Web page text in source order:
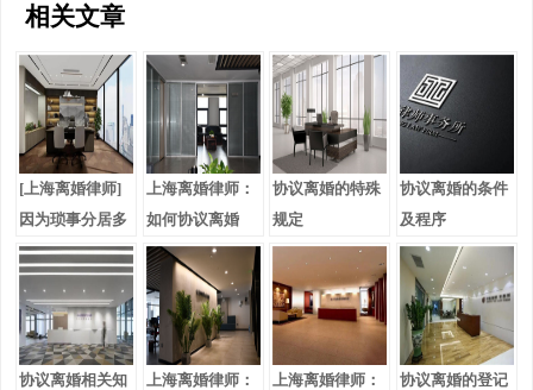
相关文章
[上海离婚律师]
因为琐事分居多
年，协议离婚
上海离婚律师：
如何协议离婚
协议离婚的特殊
规定
协议离婚的条件
及程序
协议离婚相关知 上海离婚律师： 上海离婚律师： 协议离婚的登记